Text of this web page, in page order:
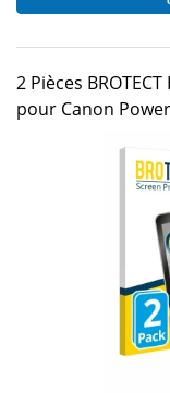
2 Pièces
pour Canon